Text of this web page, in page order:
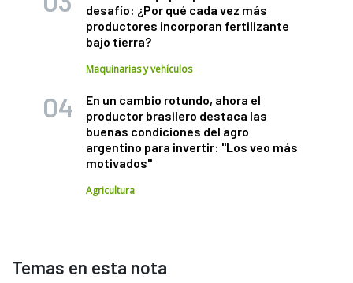
desafío: ¿Por qué cada vez más
productores incorporan fertilizante
bajo tierra?
Maquinarias y vehículos
En un cambio rotundo, ahora el
productor brasilero destaca las
buenas condiciones del agro
argentino para invertir: "Los veo más
motivados"
Agricultura
Temas en esta nota